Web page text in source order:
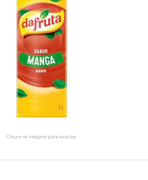
Clique na imagem para ampliar.